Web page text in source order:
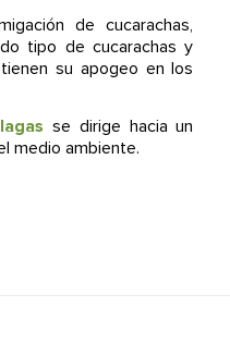
de cucarachas,
tipo de cucarachas y
su apogeo en los
se dirige hacia un
medio ambiente.